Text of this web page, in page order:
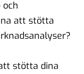
och
att stötta
stötta dina